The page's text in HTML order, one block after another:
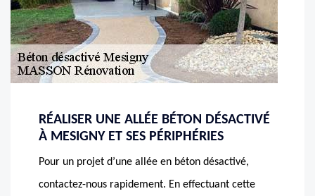
RÉALISER UNE ALLÉE BÉTON DÉSACTIVÉ
À MESIGNY ET SES PÉRIPHÉRIES
Pour un projet d’une allée en béton désactivé,
contactez-nous rapidement. En effectuant cette